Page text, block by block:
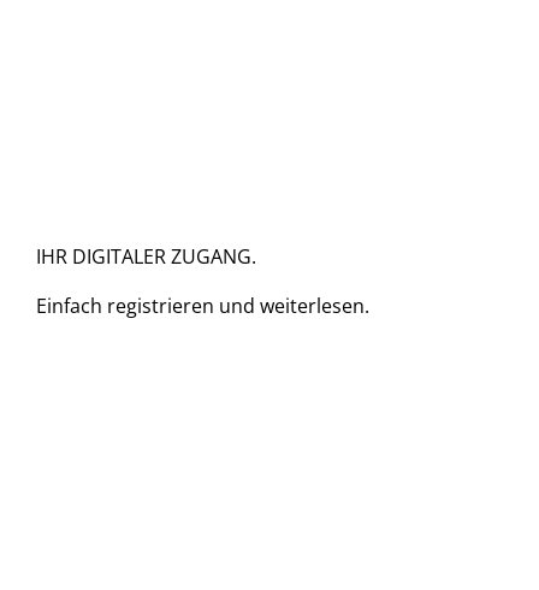
IHR DIGITALER ZUGANG.
Einfach registrieren und weiterlesen.